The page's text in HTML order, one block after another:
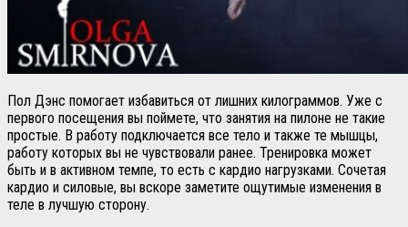
Пол Дэнс помогает избавиться от лишних килограммов. Уже с
первого посещения вы поймете, что занятия на пилоне не такие
простые. В работу подключается все тело и также те мышцы,
работу которых вы не чувствовали ранее. Тренировка может
быть и в активном темпе, то есть с кардио нагрузками. Сочетая
кардио и силовые, вы вскоре заметите ощутимые изменения в
теле в лучшую сторону.